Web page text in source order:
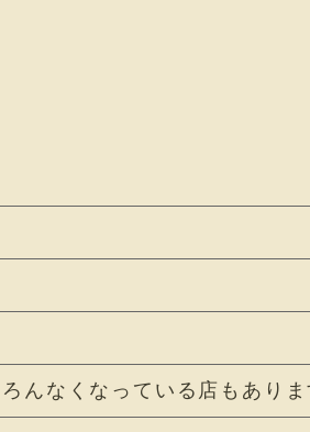
んなくなっている店もあり